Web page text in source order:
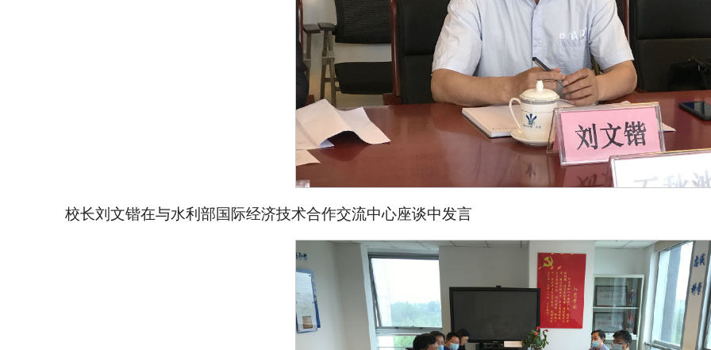
校长刘文锴在与水利部国际经济技术合作交流中心座谈中发言